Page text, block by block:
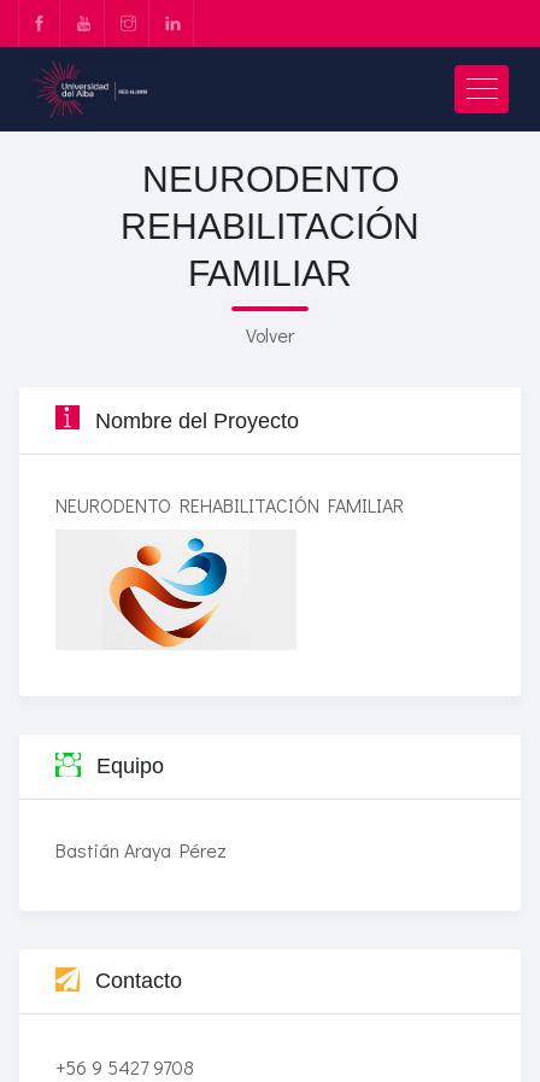
NEURODENTO
REHABILITACIÓN
FAMILIAR
Volver
Nombre del Proyecto
NEURODENTO REHABILITACIÓN FAMILIAR
Equipo
Bastián Araya Pérez
Contacto
+56 9 5427 9708